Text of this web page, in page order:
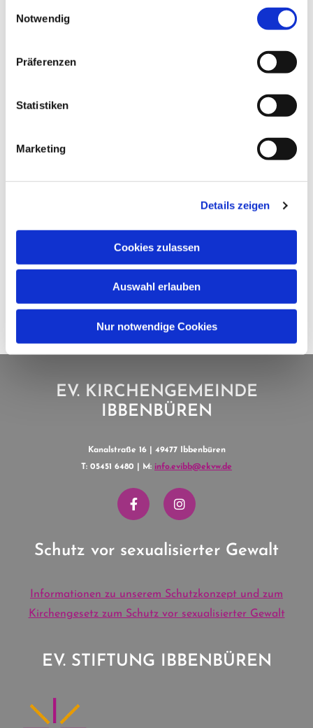
Notwendig
Präferenzen
Statistiken
Marketing
Details zeigen
Cookies zulassen
Auswahl erlauben
Nur notwendige Cookies
EV. KIRCHENGEMEINDE
IBBENBÜREN
Kanalstraße 16 | 49477 Ibbenbüren
T: 05451 6480 | M: info.evibb@ekvw.de
Schutz vor sexualisierter Gewalt
Informationen zu unserem Schutzkonzept und zum
Kirchengesetz zum Schutz vor sexualisierter Gewalt
EV. STIFTUNG IBBENBÜREN